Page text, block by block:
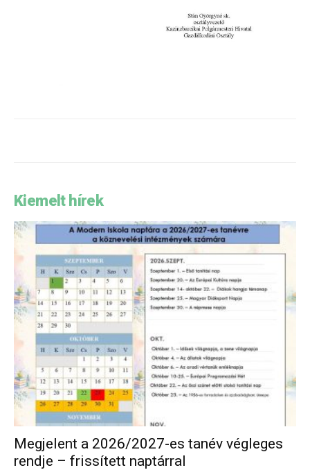
Kiemelt hírek
Megjelent a 2026/2027-es tanév végleges
rendje – frissített naptárral